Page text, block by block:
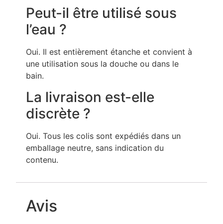
Peut-il être utilisé sous
l’eau ?
Oui. Il est entièrement étanche et convient à
une utilisation sous la douche ou dans le
bain.
La livraison est-elle
discrète ?
Oui. Tous les colis sont expédiés dans un
emballage neutre, sans indication du
contenu.
Avis